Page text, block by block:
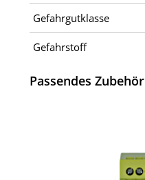
Gefahrgutklasse
Gefahrstoff
Passendes Zubehör